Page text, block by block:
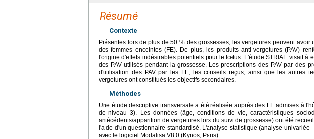
Résumé
Contexte
Présentes lors de plus de 50 % des grossesses, les vergetures peuvent avoir
des femmes enceintes (FE). De plus, les produits anti-vergetures (PAV)
l'origine d'effets indésirables potentiels pour le fœtus. L'étude STRIAE visait à
des PAV utilisés pendant la grossesse. Les prescriptions des PAV par des
d'utilisation des PAV par les FE, les conseils reçus, ainsi que les autres
vergetures ont constitués les objectifs secondaires.
Méthodes
Une étude descriptive transversale a été réalisée auprès des FE admises à
de niveau 3). Les données (âge, conditions de vie, caractéristiques
antécédents/apparition de vergetures lors du suivi de grossesse) ont été
l'aide d'un questionnaire standardisé. L'analyse statistique (analyse univariée
avec le logiciel Modalisa V8.0 (Kynos, Paris).